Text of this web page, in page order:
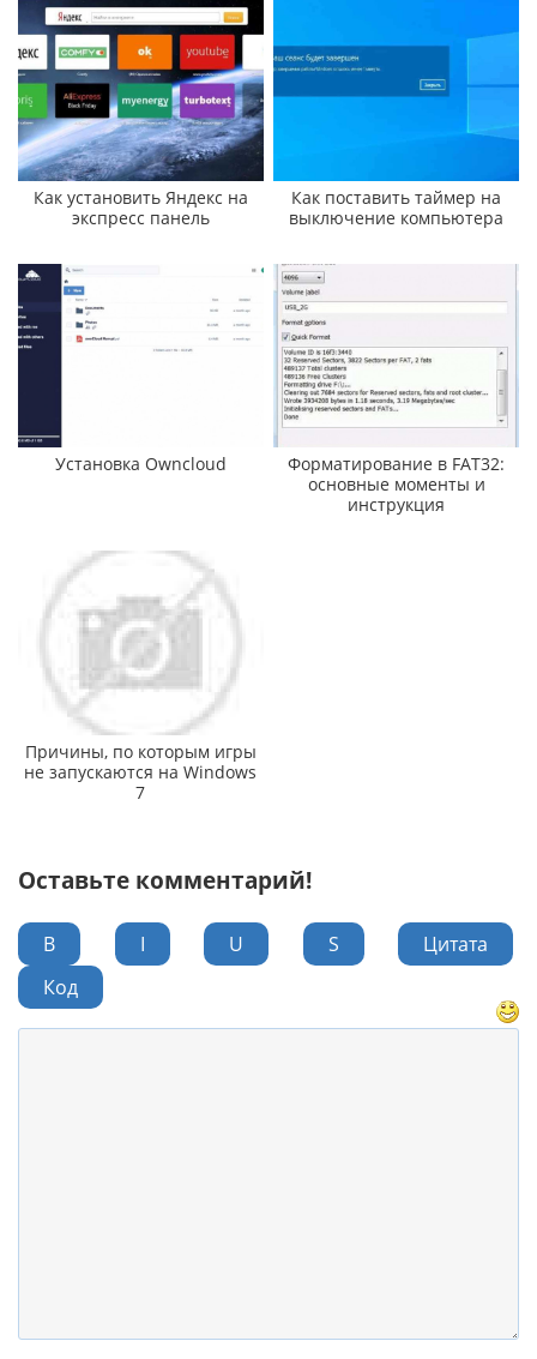
Как установить Яндекс на
экспресс панель
Как поставить таймер на
выключение компьютера
Установка Owncloud
Форматирование в FAT32:
основные моменты и
инструкция
Причины, по которым игры
не запускаются на Windows
7
Оставьте комментарий!
B I U S
Цитата
Код